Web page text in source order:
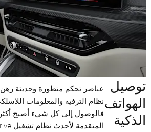
توصيل
الهواتف
الذكية
عناصر تحكم متطورة وحديثة رهن
نظام الترفيه والمعلومات
فالوصول إلى كل شيء أصبح